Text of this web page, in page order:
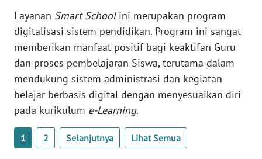
Layanan Smart Schoolini merupakan program
digitalisasi sistem pendidikan. Program ini sangat
memberikan manfaat positif bagi keaktifan Guru
dan proses pembelajaran Siswa, terutama dalam
mendukung sistem administrasi dan kegiatan
belajar berbasis digital dengan menyesuaikan diri
pada kurikulum e-Learning.
1 2 Selanjutnya Lihat Semua
WN
BABEL
WN
SUMBAR
WN
SUMSEL